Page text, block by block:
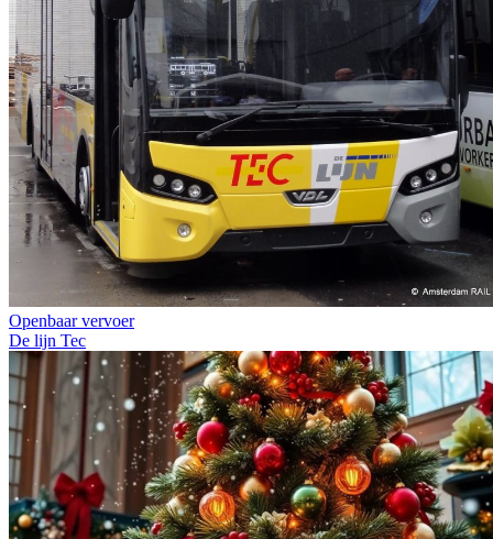
Openbaar vervoer
De lijn Tec